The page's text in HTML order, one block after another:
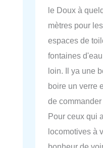
le Doux à
mètres pour
espaces de
fontaines
loin. Il ya une
boire un verre
de
Pour ceux qui
locomotives à